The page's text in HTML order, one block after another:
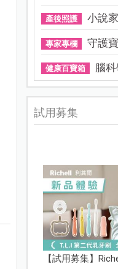
產後照護 小說
專家專欄 守護
健康百寶箱 腦科
試用募集
【試用募集】